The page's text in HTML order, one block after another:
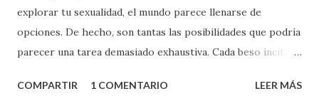
explorar tu sexualidad, el mundo parece llenarse de
opciones. De hecho, son tantas las posibilidades que podría
parecer una tarea demasiado exhaustiva. Cada beso incita
partes de ti que jamás hubieras imaginado. El problema es
COMPARTIR 1 COMENTARIO LEER MÁS